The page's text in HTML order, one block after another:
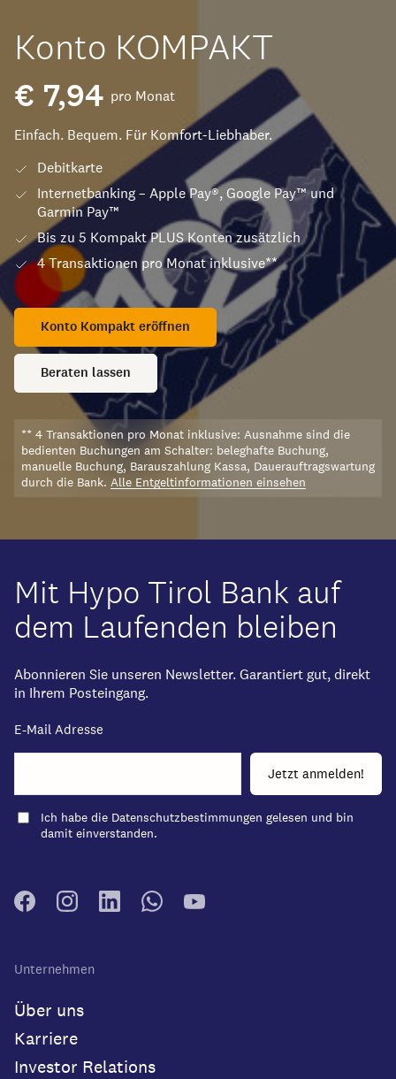
Konto KOMPAKT
€ 7,94 pro Monat
Einfach. Bequem. Für Komfort-Liebhaber.
Debitkarte
Internetbanking – Apple Pay®, Google Pay™ und
Garmin Pay™
Bis zu 5 Kompakt PLUS Konten zusätzlich
4 Transaktionen pro Monat inklusive**
Konto Kompakt eröffnen
Beraten lassen
** 4 Transaktionen pro Monat inklusive: Ausnahme sind die
bedienten Buchungen am Schalter: beleghafte Buchung,
manuelle Buchung, Barauszahlung Kassa, Dauerauftragswartung
durch die Bank. Alle Entgeltinformationen einsehen
Mit Hypo Tirol Bank auf
dem Laufenden bleiben
Abonnieren Sie unseren Newsletter. Garantiert gut, direkt
in Ihrem Posteingang.
E-Mail Adresse
Ich habe die Datenschutzbestimmungen gelesen und bin
damit einverstanden.
Unternehmen
Über uns
Karriere
Investor Relations